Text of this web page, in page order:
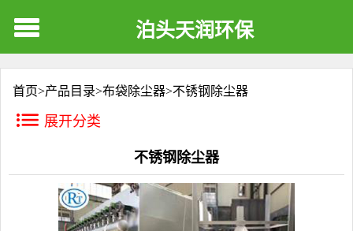
泊头天润环保
首页>产品目录>布袋除尘器>不锈钢除尘器
展开分类
不锈钢除尘器